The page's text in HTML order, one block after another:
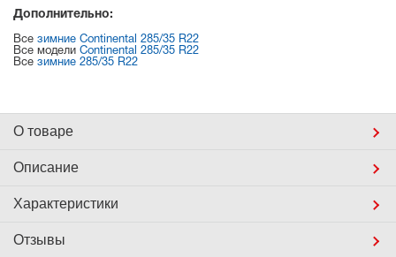
Дополнительно:
Все зимние Continental 285/35 R22
Все модели Continental 285/35 R22
Все зимние 285/35 R22
О товаре
Описание
Характеристики
Отзывы